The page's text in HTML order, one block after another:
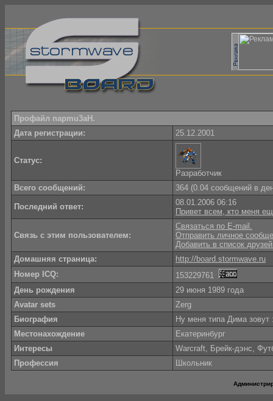
Профайл napmu3aH.
Дата регистрации:
25.12.2001
Статус:
Разработчик
Всего сообщений:
364 (0.04 сообщений в
Последний ответ:
08.01.2006 06:16
Привет всем, кто меня
Связь с этим пользователем:
Связаться по E-mail.
Отправить личное
Добавить в список
Домашняя страница:
http://board.stormwave.ru
Номер ICQ:
153229761
День рождения
29 июня 1989 года
Avatar sets
Zerg
Биография
Ну меня типа Дима
Местонахождение
Екатеринбург
Интересы
Warcraft, Брейк-дэнс,
Профессия
Школьник